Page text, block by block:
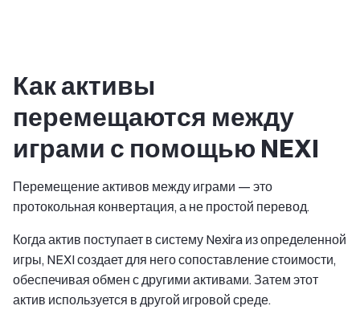
Как активы
перемещаются между
играми с помощью NEXI
Перемещение активов между играми — это
протокольная конвертация, а не простой перевод.
Когда актив поступает в систему Nexira из определенной
игры, NEXI создает для него сопоставление стоимости,
обеспечивая обмен с другими активами. Затем этот
актив используется в другой игровой среде.